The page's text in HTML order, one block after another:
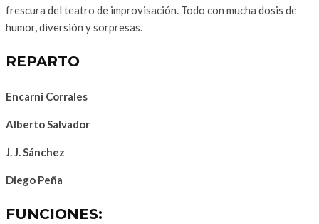
frescura del teatro de improvisación. Todo con mucha dosis de
humor, diversión y sorpresas.
REPARTO
Encarni Corrales
Alberto Salvador
J. J. Sánchez
Diego Peña
FUNCIONES: